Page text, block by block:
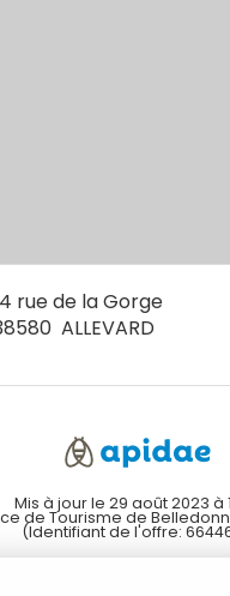
rue de la Gorge
ALLEVARD
Mis à jour le 29 août 2023 à
de Tourisme de
(Identifiant de l'offre: